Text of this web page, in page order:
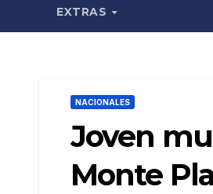
EXTRAS
NACIONALES
Joven
Monte